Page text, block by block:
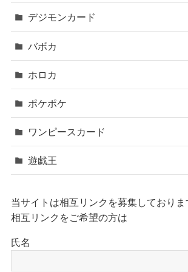
デジモンカード
バボカ
ホロカ
ポケポケ
ワンピースカード
遊戯王
当サイトは相互リンクを募集しておりま
相互リンクをご希望の方は
氏名